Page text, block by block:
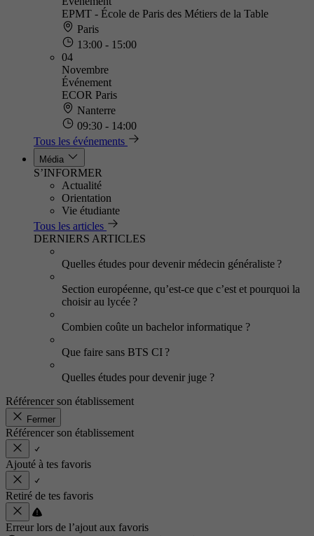
EPMT - École de Paris des Métiers de la Table
Paris
13:00 - 15:00
04
Novembre
Événement
ECOR Paris
Nanterre
09:30 - 14:00
Tous les événements
Média
S’INFORMER
Actualité
Orientation
Vie étudiante
Tous les articles
DERNIERS ARTICLES
Quelles études pour devenir médecin généraliste ?
Section européenne, qu’est-ce que c’est et pourquoi la
choisir au lycée ?
Combien coûte un bachelor informatique ?
Que faire sans BTS CI ?
Quelles études pour devenir juge ?
Référencer son établissement
Fermer
Référencer son établissement
Ajouté à tes favoris
Retiré de tes favoris
Erreur lors de l’ajout aux favoris